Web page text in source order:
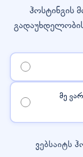
ჰოსტინგის
მე
ვებსაიტს